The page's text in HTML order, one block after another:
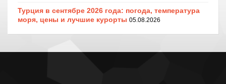
Турция в сентябре 2026 года: погода, температура
моря, цены и лучшие курорты 05.08.2026